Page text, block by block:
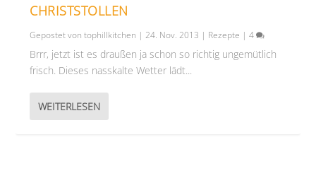
CHRISTSTOLLEN
Gepostet vontophillkitchen |24. Nov. 2013 | Rezepte |4
Brrr, jetzt ist es draußen ja schon so richtig ungemütlich
frisch. Dieses nasskalte Wetter lädt...
WEITERLESEN